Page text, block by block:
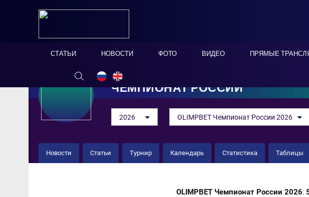
СТАТЬИ НОВОСТИ ФОТО ВИДЕО ПРЯМЫЕ
ЧЕМПИОНАТ РОССИИ
2026 OLIMPBET Чемпионат России 2026
Новости Статьи Турнир Календарь Статистика Таблицы
OLIMPBET Чемпионат России 2026.